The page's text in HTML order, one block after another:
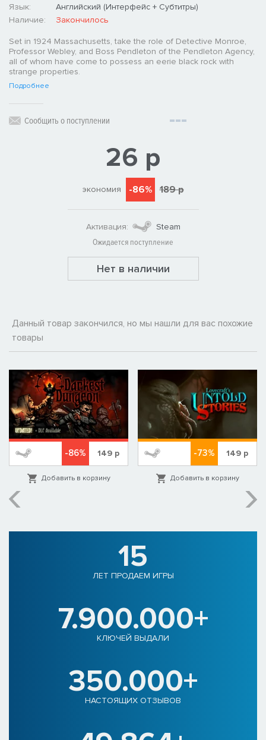
Язык:
Английский (Интерфейс + Субтитры)
Наличие:
Закончилось
Set in 1924 Massachusetts, take the role of Detective Monroe,
Professor Webley, and Boss Pendleton of the Pendleton Agency,
all of whom have come to possess an eerie black rock with
strange properties.
Подробнее
Сообщить о поступлении
26 р
экономия -86% 189 р
Активация:
Steam
Ожидается поступление
Нет в наличии
Данный товар закончился, но мы нашли для вас похожие
товары
-86% 149 р
Добавить в корзину
-73% 149 р
Добавить в корзину
15
ЛЕТ ПРОДАЕМ ИГРЫ
7.900.000+
КЛЮЧЕЙ ВЫДАЛИ
350.000+
НАСТОЯЩИХ ОТЗЫВОВ